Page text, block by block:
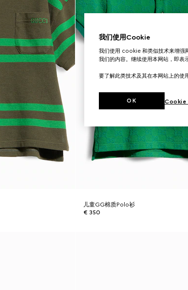
儿童GG棉质Polo衫
€ 350
我们使用Cookie
我们使用 cookie 和类似技术来增强
我们的内容。继续使用本网站，即表
要了解此类技术及其在本网站上的使
Cookie
OK